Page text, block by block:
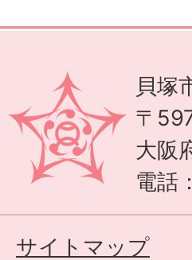
貝塚
〒
大阪
電話
サイトマップ